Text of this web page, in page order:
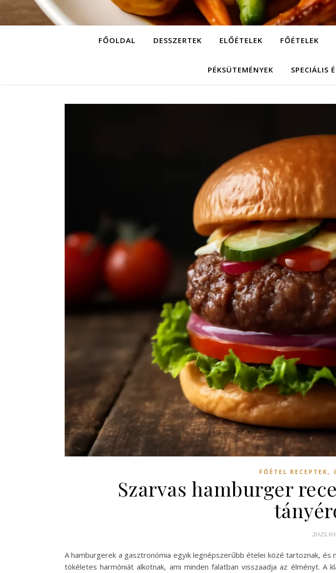
FŐOLDAL DESSZERTEK ELŐÉTELEK FŐÉTELEK
PÉKSÜTEMÉNYEK SPECIÁLIS
FŐÉTEL RECEPTEK,
Szarvas hamburger
A hamburgerek a gasztronómia egyik legnépszerűbb ételei közé tartoznak,
tökéletes harmóniát alkotnak, ami minden falatban visszaadja az élményt. A